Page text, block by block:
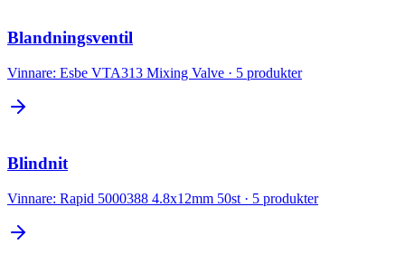
Blandningsventil
Vinnare: Esbe VTA313 Mixing Valve · 5 produkter
Blindnit
Vinnare: Rapid 5000388 4.8x12mm 50st · 5 produkter